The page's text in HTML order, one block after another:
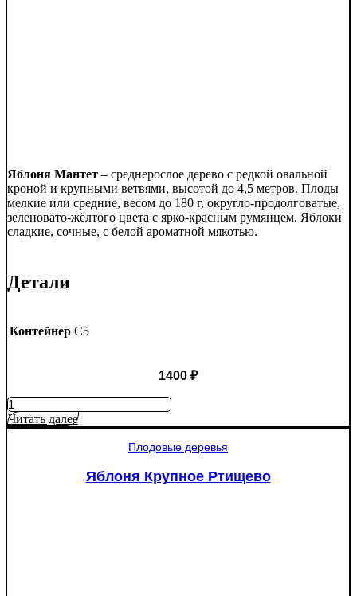
Яблоня Мантет – среднерослое дерево с редкой овальной
кроной и крупными ветвями, высотой до 4,5 метров. Плоды
мелкие или средние, весом до 180 г, округло-продолговатые,
зеленовато-жёлтого цвета с ярко-красным румянцем. Яблоки
сладкие, сочные, с белой ароматной мякотью.
Детали
Контейнер C5
1400 ₽
Количество
товара
Яблоня
Читать далее
Плодовые деревья
Яблоня Крупное Ртищево